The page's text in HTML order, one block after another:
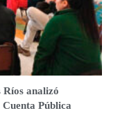
analizó
Cuenta Pública